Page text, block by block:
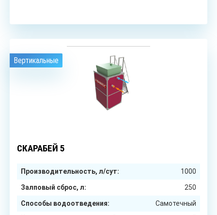
Вертикальные
СКАРАБЕЙ 5
Производительность, л/сут: 1000
Залповый сброс, л: 250
Способы водоотведения: Самотечный